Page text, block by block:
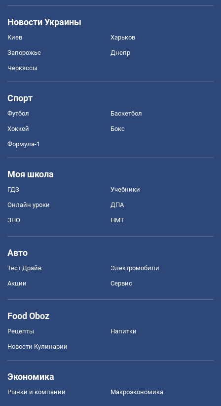
Новости Украины
Киев Харьков
Запорожье Днепр
Черкассы
Спорт
Футбол Баскетбол
Хоккей Бокс
Формула-1
Моя школа
ГДЗ Учебники
Онлайн уроки ДПА
ЗНО НМТ
Авто
Тест Драйв Электромобили
Акции Сервис
Food Oboz
Рецепты Напитки
Новости Кулинарии
Экономика
Рынки и компании Mакроэкономика